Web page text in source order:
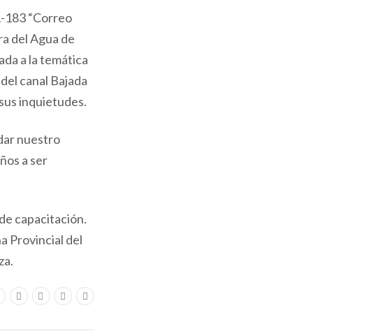
183 “Correo
del Agua de
a la temática
canal Bajada
inquietudes.
nuestro
a ser
capacitación.
Provincial del